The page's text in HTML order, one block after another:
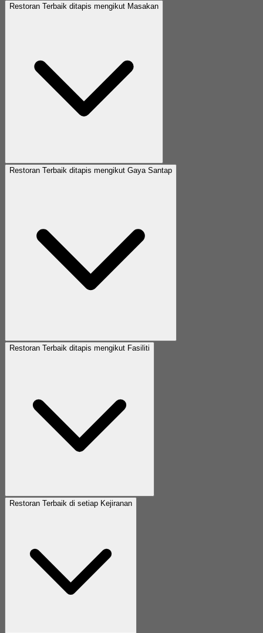
Restoran Terbaik ditapis mengikut Masakan
Restoran Terbaik ditapis mengikut Gaya Santap
Restoran Terbaik ditapis mengikut Fasiliti
Restoran Terbaik di setiap Kejiranan